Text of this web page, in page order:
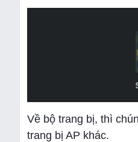
Về bộ trang bị, thì
trang bị AP khác.